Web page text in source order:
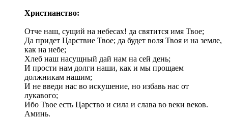
Христианство:
Отче наш, сущий на небесах! да святится имя Твое;
Да придет Царствие Твое; да будет воля Твоя и на земле,
как на небе;
Хлеб наш насущный дай нам на сей день;
И прости нам долги наши, как и мы прощаем
должникам нашим;
И не введи нас во искушение, но избавь нас от
лукавого;
Ибо Твое есть Царство и сила и слава во веки веков.
Аминь.